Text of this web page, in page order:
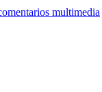
multimedia